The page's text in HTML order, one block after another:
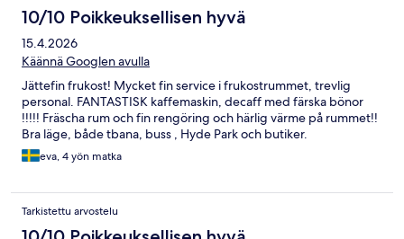
10/10 Poikkeuksellisen hyvä
15.4.2026
Käännä Googlen avulla
Jättefin frukost! Mycket fin service i frukostrummet, trevlig
personal. FANTASTISK kaffemaskin, decaff med färska bönor
!!!!! Fräscha rum och fin rengöring och härlig värme på rummet!!
Bra läge, både tbana, buss , Hyde Park och butiker.
eva, 4 yön matka
Tarkistettu arvostelu